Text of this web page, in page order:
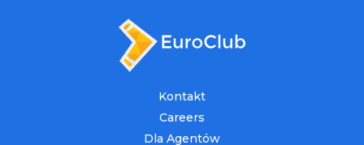
Kontakt
Careers
Dla Agentów